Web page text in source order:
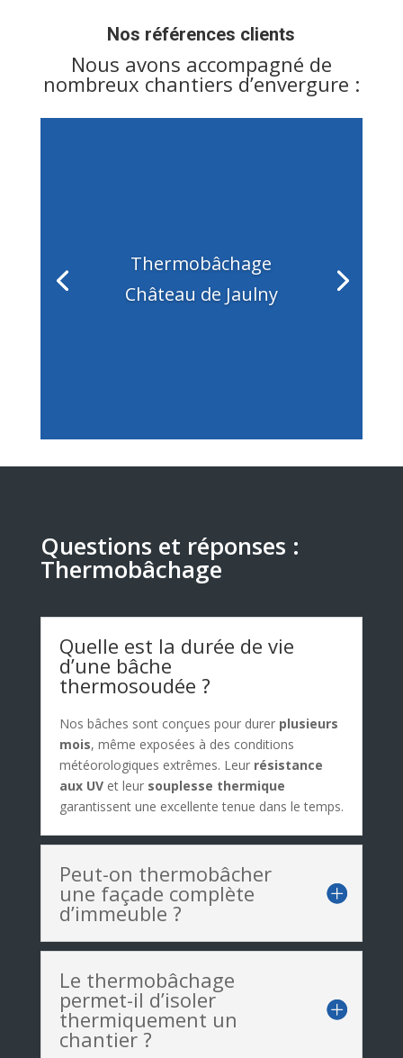
Nos références clients
Nous avons accompagné de
nombreux chantiers d’envergure :
Thermobâchage
Château de Jaulny
Questions et réponses :
Thermobâchage
Quelle est la durée de vie
d’une bâche
thermosoudée ?
Nos bâches sont conçues pour durer plusieurs
mois, même exposées à des conditions
météorologiques extrêmes. Leur résistance
aux UVet leur souplesse thermique
garantissent une excellente tenue dans le temps.
Peut-on thermobâcher
une façade complète
d’immeuble ?
Le thermobâchage
permet-il d’isoler
thermiquement un
chantier ?